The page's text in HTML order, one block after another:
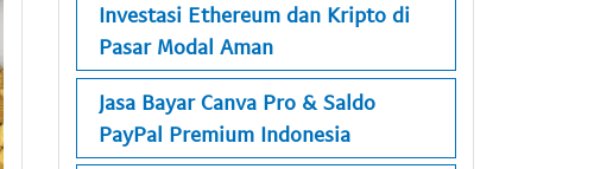
Investasi Ethereum dan Kripto di
Pasar Modal Aman
Jasa Bayar Canva Pro & Saldo
PayPal Premium Indonesia